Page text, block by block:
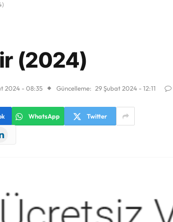
(2024)
2024 - 08:35 Güncelleme: 29 Şubat 2024 - 12:11
WhatsApp Twitter